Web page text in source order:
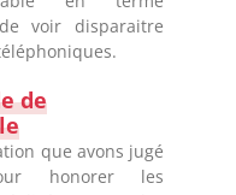
voir disparaitre
de
que avons jugé
honorer les